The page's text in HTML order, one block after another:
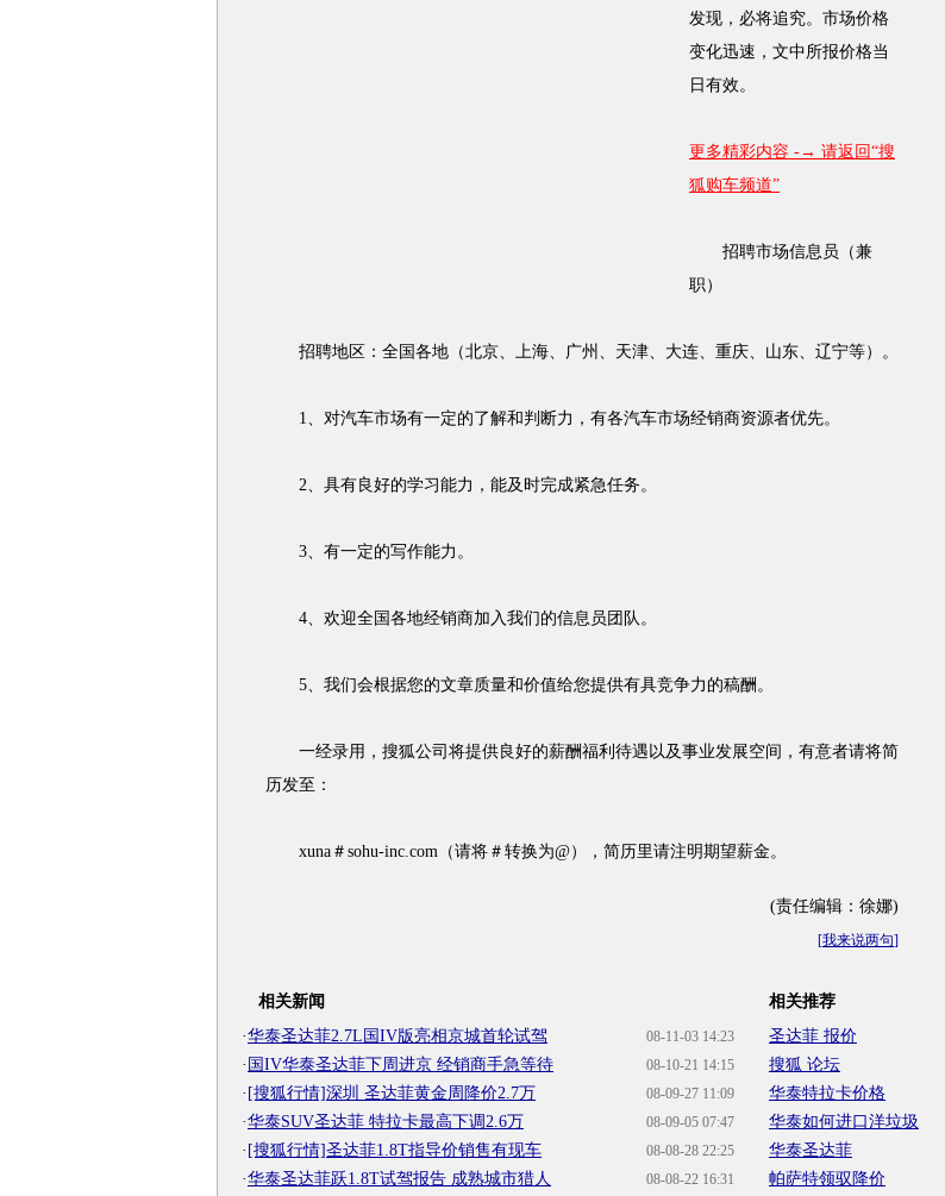
发现，必将追究。市场价格
变化迅速，文中所报价格当
日有效。
更多精彩内容 -→ 请返回“搜
狐购车频道”
招聘市场信息员（兼
职）
招聘地区：全国各地（北京、上海、广州、天津、大连、重庆、山东、辽宁等）。
1、对汽车市场有一定的了解和判断力，有各汽车市场经销商资源者优先。
2、具有良好的学习能力，能及时完成紧急任务。
3、有一定的写作能力。
4、欢迎全国各地经销商加入我们的信息员团队。
5、我们会根据您的文章质量和价值给您提供有具竞争力的稿酬。
一经录用，搜狐公司将提供良好的薪酬福利待遇以及事业发展空间，有意者请将简
历发至：
xuna＃sohu-inc.com（请将＃转换为@），简历里请注明期望薪金。
(责任编辑：徐娜)
[我来说两句]
相关新闻
08-11-03 14:23
·华泰圣达菲2.7L国IV版亮相京城首轮试驾
08-10-21 14:15
· 国IV华泰圣达菲下周进京 经销商手急等待
08-09-27 11:09
· [搜狐行情]深圳 圣达菲黄金周降价2.7万
08-09-05 07:47
·华泰SUV圣达菲 特拉卡最高下调2.6万
08-08-28 22:25
· [搜狐行情]圣达菲1.8T指导价销售有现车
08-08-22 16:31
·华泰圣达菲跃1.8T试驾报告 成熟城市猎人
相关推荐
圣达菲 报价
搜狐 论坛
华泰特拉卡价格
华泰如何进口洋垃圾
华泰圣达菲
帕萨特领驭降价